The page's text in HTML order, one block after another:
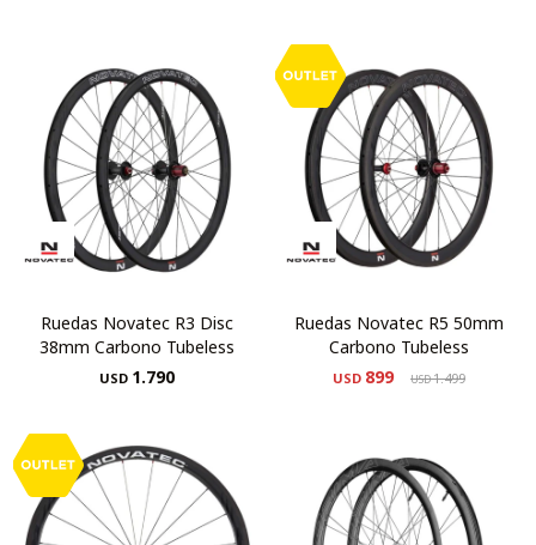
Ruedas Novatec R3 Disc
38mm Carbono Tubeless
USD 1.790
Ruedas Novatec R5 50mm
Carbono Tubeless
USD 899 USD1.499